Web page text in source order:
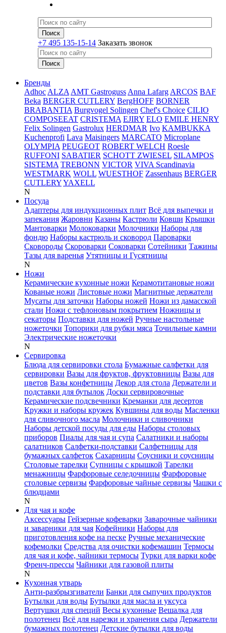
+7 495 135-15-14 Заказать звонок
Бренды
Adhoc ALZA AMT Gastroguss Anna Lafarg ARCOS BAF
Beka BERGER CUTLERY BergHOFF BORNER
BRABANTIA Burgvogel Solingen Chef's Choice CILIO
COMPOSEEAT CRISTEMA EJIRY ELO EMILE HENRY
Felix Solingen Gastrolux HERDMAR Ivo KAMBUKKA
Kuchenprofi Lava Maisingers MARCATO Microplane
OLYMPIA PEUGEOT ROBERT WELCH Roesle
RUFFONI SABATIER SCHOTT ZWIESEL SILAMPOS
SISTEMA TREBONN VICTOR VIVA Scandinavia
WESTMARK WOLL WUESTHOF Zassenhaus BERGER
CUTLERYYAXELL
N
Посуда
Адаптеры для индукционных плит Всё для выпечки и
запекания Жаровни Казаны Кастрюли Ковши Крышки
Мантоварки Молоковарки Молочники Наборы для
фондю Наборы кастрюль и сковород Пароварки
Сковороды Скороварки Соковарки Сотейники Тажины
Тазы для варенья Утятницы и Гусятницы
N
Ножи
Керамические кухонные ножи Керамотитановые ножи
Кованые ножи Листовые ножи Магнитные держатели
Мусаты для заточки Наборы ножей Ножи из дамасской
стали Ножи с тефлоновым покрытием Ножницы и
секаторы Подставки для ножей Ручные настольные
ножеточки Топорики для рубки мяса Точильные камни
Электрические ножеточки
N
Сервировка
Блюда для сервировки стола Бумажные салфетки для
сервировки Вазы для фруктов, фруктовницы Вазы для
цветов Вазы конфетницы Декор для стола Держатели и
подставки для бутылок Доски сервировочные
Керамические подсвечники Креманки для десертов
Кружки и наборы кружек Кувшины для воды Масленки
для сливочного масла Молочники и сливочники
Наборы детской посуды для еды Наборы столовых
приборов Пиалы для чая и супа Салатники и наборы
салатников Салфетки-подставки Салфетницы для
бумажных салфеток Сахарницы Соусники и соусницы
Столовые тарелки Супницы с крышкой Тарелки
менажницы Фарфоровые селедочницы Фарфоровые
столовые сервизы Фарфоровые чайные сервизы Чашки с
блюдцами
N
Для чая и кофе
Аксессуары Гейзерные кофеварки Заварочные чайники
и заварники для чая Кофейники Наборы для
приготовления кофе на песке Ручные механические
кофемолки Средства для очистки кофемашин Термосы
для чая и кофе, чайники термосы Турки для варки кофе
Френч-прессы Чайники для газовой плиты
N
Кухонная утварь
Анти-разбрызгиватели Банки для сыпучих продуктов
Бутылки для воды Бутылки для масла и уксуса
Вертушки для специй Весы кухонные Вешалка для
полотенец Всё для нарезки и хранения сыра Держатели
бумажных полотенец Детские бутылки для воды